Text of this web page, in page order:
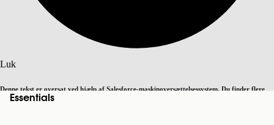
Luk
Denne tekst er oversat ved hjælp af Salesforce-maskinoversættelsessystem. Du finder flere
detaljerher. Skift til engelsk
Essentials